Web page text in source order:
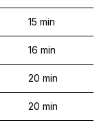
15 min
16 min
20 min
20 min